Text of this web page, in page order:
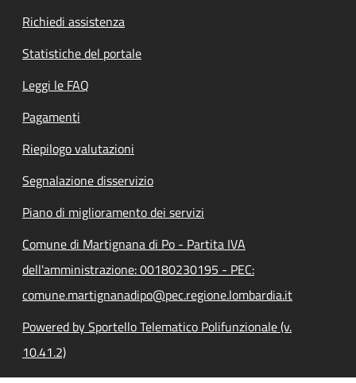
Richiedi assistenza
Statistiche del portale
Leggi le FAQ
Pagamenti
Riepilogo valutazioni
Segnalazione disservizio
Piano di miglioramento dei servizi
Comune di Martignana di Po - Partita IVA
dell'amministrazione: 00180230195 - PEC:
comune.martignanadipo@pec.regione.lombardia.it
Powered by Sportello Telematico Polifunzionale (v.
10.41.2)